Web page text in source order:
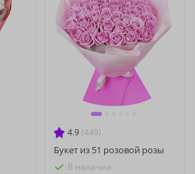
4.9 (449)
Букет из 51 розовой розы
В наличии